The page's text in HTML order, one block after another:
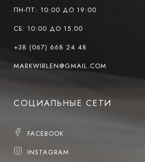
ПН-ПТ: 10:00 ДО 19:00
СБ: 10:00 ДО 15.00
+38 (067) 668 24 48
MARKWIRLEN@GMAIL.COM
СОЦИАЛЬНЫЕ СЕТИ
FACEBOOK
INSTAGRAM